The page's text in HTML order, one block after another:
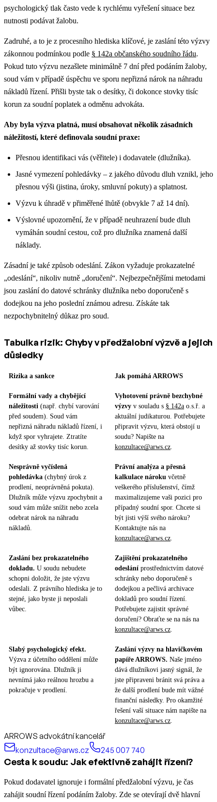
psychologický tlak často vede k rychlému vyřešení situace bez
nutnosti podávat žalobu.
Zadruhé, a to je z procesního hlediska klíčové, je zaslání této výzvy
zákonnou podmínkou podle § 142a občanského soudního řádu.
Pokud tuto výzvu nezašlete minimálně 7 dní před podáním žaloby,
soud vám v případě úspěchu ve sporu nepřizná nárok na náhradu
nákladů řízení. Přišli byste tak o desítky, či dokonce stovky tisíc
korun za soudní poplatek a odměnu advokáta.
Aby byla výzva platná, musí obsahovat několik zásadních
náležitostí, které definovala soudní praxe:
Přesnou identifikaci vás (věřitele) i dodavatele (dlužníka).
Jasné vymezení pohledávky – z jakého důvodu dluh vznikl, jeho
přesnou výši (jistina, úroky, smluvní pokuty) a splatnost.
Výzvu k úhradě v přiměřené lhůtě (obvykle 7 až 14 dní).
Výslovné upozornění, že v případě neuhrazení bude dluh
vymáhán soudní cestou, což pro dlužníka znamená další
náklady.
Zásadní je také způsob odeslání. Zákon vyžaduje prokazatelné
„odeslání“, nikoliv nutně „doručení“. Nejbezpečnějšími metodami
jsou zaslání do datové schránky dlužníka nebo doporučeně s
dodejkou na jeho poslední známou adresu. Získáte tak
nezpochybnitelný důkaz pro soud.
Tabulka rizik: Chyby v předžalobní výzvě a jejich
důsledky
Rizika a sankce Jak pomáhá ARROWS
Formální vady a chybějící
náležitosti (např. chybí varování
před soudem). Soud vám
nepřizná náhradu nákladů řízení, i
když spor vyhrajete. Ztratíte
desítky až stovky tisíc korun.
Vyhotovení právně bezchybné
výzvy v souladu s § 142a o.s.ř. a
aktuální judikaturou. Potřebujete
připravit výzvu, která obstojí u
soudu? Napište na
konzultace@arws.cz
Nesprávně vyčíslená
pohledávka (chybný úrok z
prodlení, neoprávněná pokuta).
Dlužník může výzvu zpochybnit a
soud vám může snížit nebo zcela
odebrat nárok na náhradu
nákladů.
Právní analýza a přesná
kalkulace nároku včetně
veškerého příslušenství, čímž
maximalizujeme vaši pozici pro
případný soudní spor. Chcete si
být jisti výší svého nároku?
Kontaktujte nás na
konzultace@arws.cz
Zaslání bez prokazatelného
dokladu. U soudu nebudete
schopni doložit, že jste výzvu
odeslali. Z právního hlediska je to
stejné, jako byste ji neposlali
vůbec.
Zajištění prokazatelného
odeslání prostřednictvím datové
schránky nebo doporučeně s
dodejkou a pečlivá archivace
dokladů pro soudní řízení.
Potřebujete zajistit správné
doručení? Obraťte se na nás na
konzultace@arws.cz
Slabý psychologický efekt.
Výzva z účetního oddělení může
být ignorována. Dlužník ji
nevnímá jako reálnou hrozbu a
pokračuje v prodlení.
Zaslání výzvy na hlavičkovém
papíře ARROWS. Naše jméno
dává dlužníkovi jasný signál, že
jste připraveni bránit svá práva a
že další prodlení bude mít vážné
finanční následky. Pro okamžité
řešení vaší situace nám napište na
konzultace@arws.cz
ARROWS advokátní kancelář
konzultace@arws.cz
245 007 740
Cesta k soudu: Jak efektivně zahájit řízení?
Pokud dodavatel ignoruje i formální předžalobní výzvu, je čas
zahájit soudní řízení podáním žaloby. Zde se otevírají dvě hlavní